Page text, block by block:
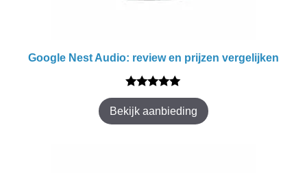
Google Nest Audio: review en prijzen vergelijken
5.00van 5
Bekijk aanbieding